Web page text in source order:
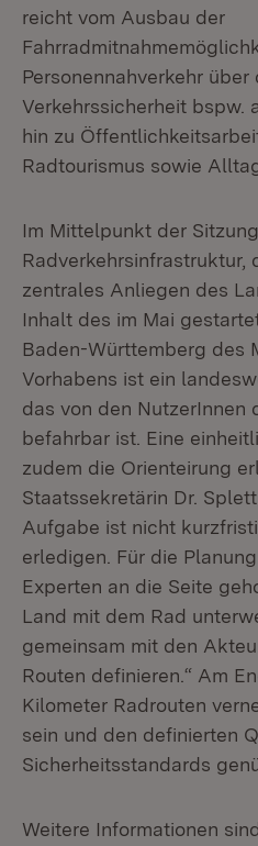
reicht vom Ausbau der
Personennahverkehr
Verkehrssicherheit bspw.
hin zu
Radtourismus sowie
Im Mittelpunkt der
Radverkehrsinfrastruktur,
zentrales Anliegen des
Inhalt des im Mai
Baden-Württemberg des
Vorhabens ist ein
das von den NutzerInnen
befahrbar ist. Eine
zudem die Orienteirung
Staatssekretärin Dr.
Aufgabe ist nicht
erledigen. Für die
Experten an die Seite
Land mit dem Rad
gemeinsam mit den
Routen definieren.“ Am
Kilometer Radrouten
sein und den definierten
Sicherheitsstandards
Weitere Informationen